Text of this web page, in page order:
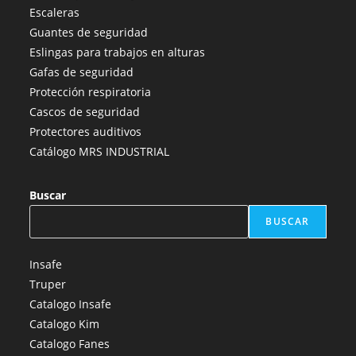
en
una
nueva
pestaña
una
nueva
pestaña
una
nueva
pestaña
nueva
Escaleras
Guantes de seguridad
Eslingas para trabajos en alturas
Gafas de seguridad
Protección respiratoria
Cascos de seguridad
Protectores auditivos
Catálogo MRS INDUSTRIAL
Buscar
BUSCAR
Insafe
Truper
Catalogo Insafe
Catalogo Kim
Catalogo Fanes